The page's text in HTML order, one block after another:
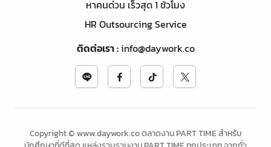
หาคนด่วน เร็วสุด 1 ชั่วโมง
HR Outsourcing Service
ติดต่อเรา:info@daywork.co
Copyright © www.daywork.co ตลาดงาน PART TIME สำหรับ